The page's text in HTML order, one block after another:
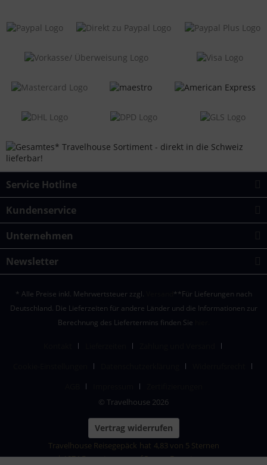
Service Hotline
Kundenservice
Unternehmen
Newsletter
* Alle Preise inkl. Mehrwertsteuer zzgl.
**Für Lieferungen nach
Deutschland. Die Lieferzeiten für andere Länder und die Informationen zur
Berechnung des Liefertermins finden Sie
© Travelhouse 2026
Vertrag widerrufen
Travelhouse Reisegepäck hat 4,83 von 5 Sternen
|1874Bewertungen auf ProvenExpert.com